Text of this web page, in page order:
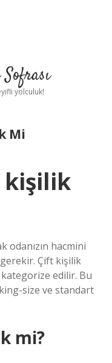
yolculuk!
Mi
kişilik
odanızın hacmini
Çift kişilik
edilir. Bu
size ve standart
mi?